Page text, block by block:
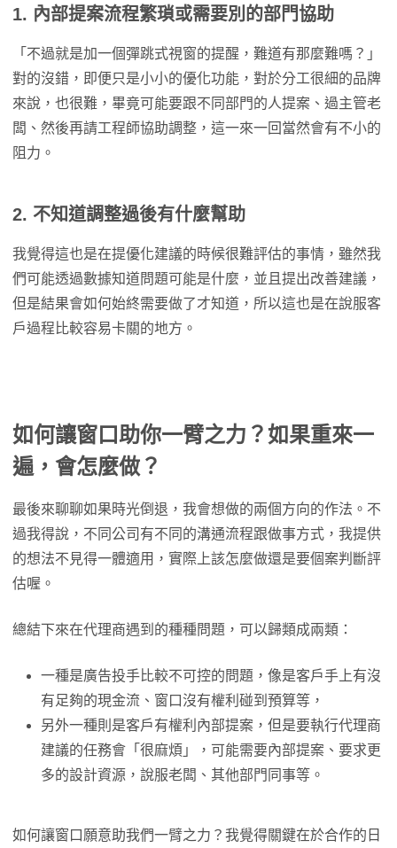
1. 內部提案流程繁瑣或需要別的部門協助
「不過就是加一個彈跳式視窗的提醒，難道有那麼難嗎？」
對的沒錯，即便只是小小的優化功能，對於分工很細的品牌
來說，也很難，畢竟可能要跟不同部門的人提案、過主管老
闆、然後再請工程師協助調整，這一來一回當然會有不小的
阻力。
2. 不知道調整過後有什麼幫助
我覺得這也是在提優化建議的時候很難評估的事情，雖然我
們可能透過數據知道問題可能是什麼，並且提出改善建議，
但是結果會如何始終需要做了才知道，所以這也是在說服客
戶過程比較容易卡關的地方。
如何讓窗口助你一臂之力？如果重來一
遍，會怎麼做？
最後來聊聊如果時光倒退，我會想做的兩個方向的作法。不
過我得說，不同公司有不同的溝通流程跟做事方式，我提供
的想法不見得一體適用，實際上該怎麼做還是要個案判斷評
估喔。
總結下來在代理商遇到的種種問題，可以歸類成兩類：
一種是廣告投手比較不可控的問題，像是客戶手上有沒
有足夠的現金流、窗口沒有權利碰到預算等，
另外一種則是客戶有權利內部提案，但是要執行代理商
建議的任務會「很麻煩」，可能需要內部提案、要求更
多的設計資源，說服老闆、其他部門同事等。
如何讓窗口願意助我們一臂之力？我覺得關鍵在於合作的日